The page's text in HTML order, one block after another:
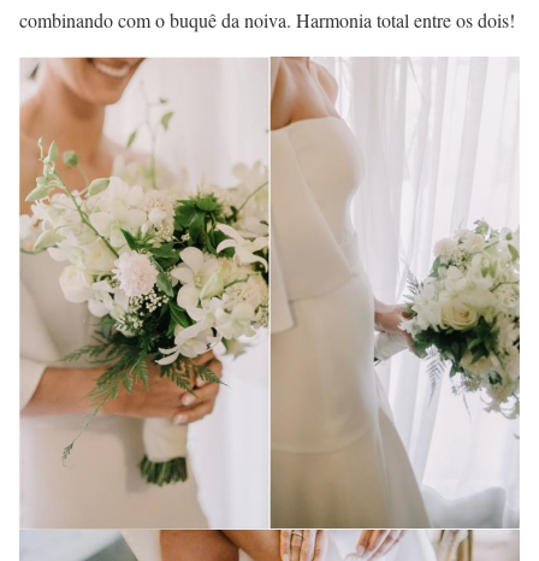
combinando com o buquê da noiva. Harmonia total entre os dois!